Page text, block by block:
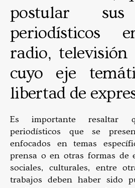
postular
periodísticos
radio,
cuyo eje
libertad de
Es importante resaltar
periodísticos que se
enfocados en temas
prensa o en otras formas de
sociales, culturales, entre
trabajos deben haber sido